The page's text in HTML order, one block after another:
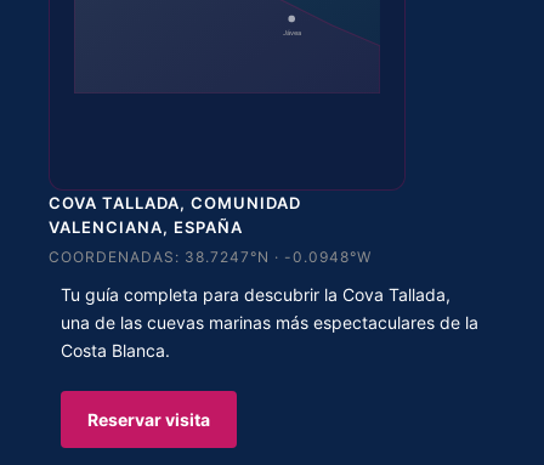
Jávea
COVA TALLADA, COMUNIDAD
VALENCIANA, ESPAÑA
COORDENADAS: 38.7247°N · -0.0948°W
Tu guía completa para descubrir la Cova Tallada,
una de las cuevas marinas más espectaculares de la
Costa Blanca.
Reservar visita